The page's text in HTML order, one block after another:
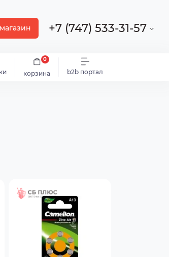
+7 (747) 533-31-57
корзина
0
b2b портал